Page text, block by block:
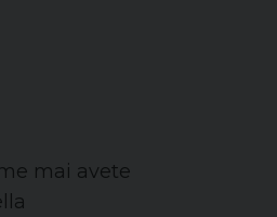
mai avete